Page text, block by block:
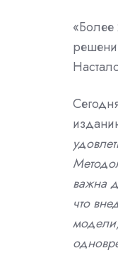
важна
что